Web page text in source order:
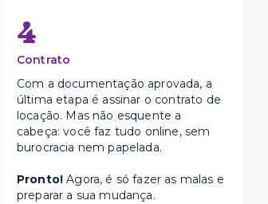
4
Contrato
Com a documentação aprovada, a
última etapa é assinar o contrato de
locação. Mas não esquente a
cabeça: você faz tudo online, sem
burocracia nem papelada.
Pronto! Agora, é só fazer as malas e
preparar a sua mudança.